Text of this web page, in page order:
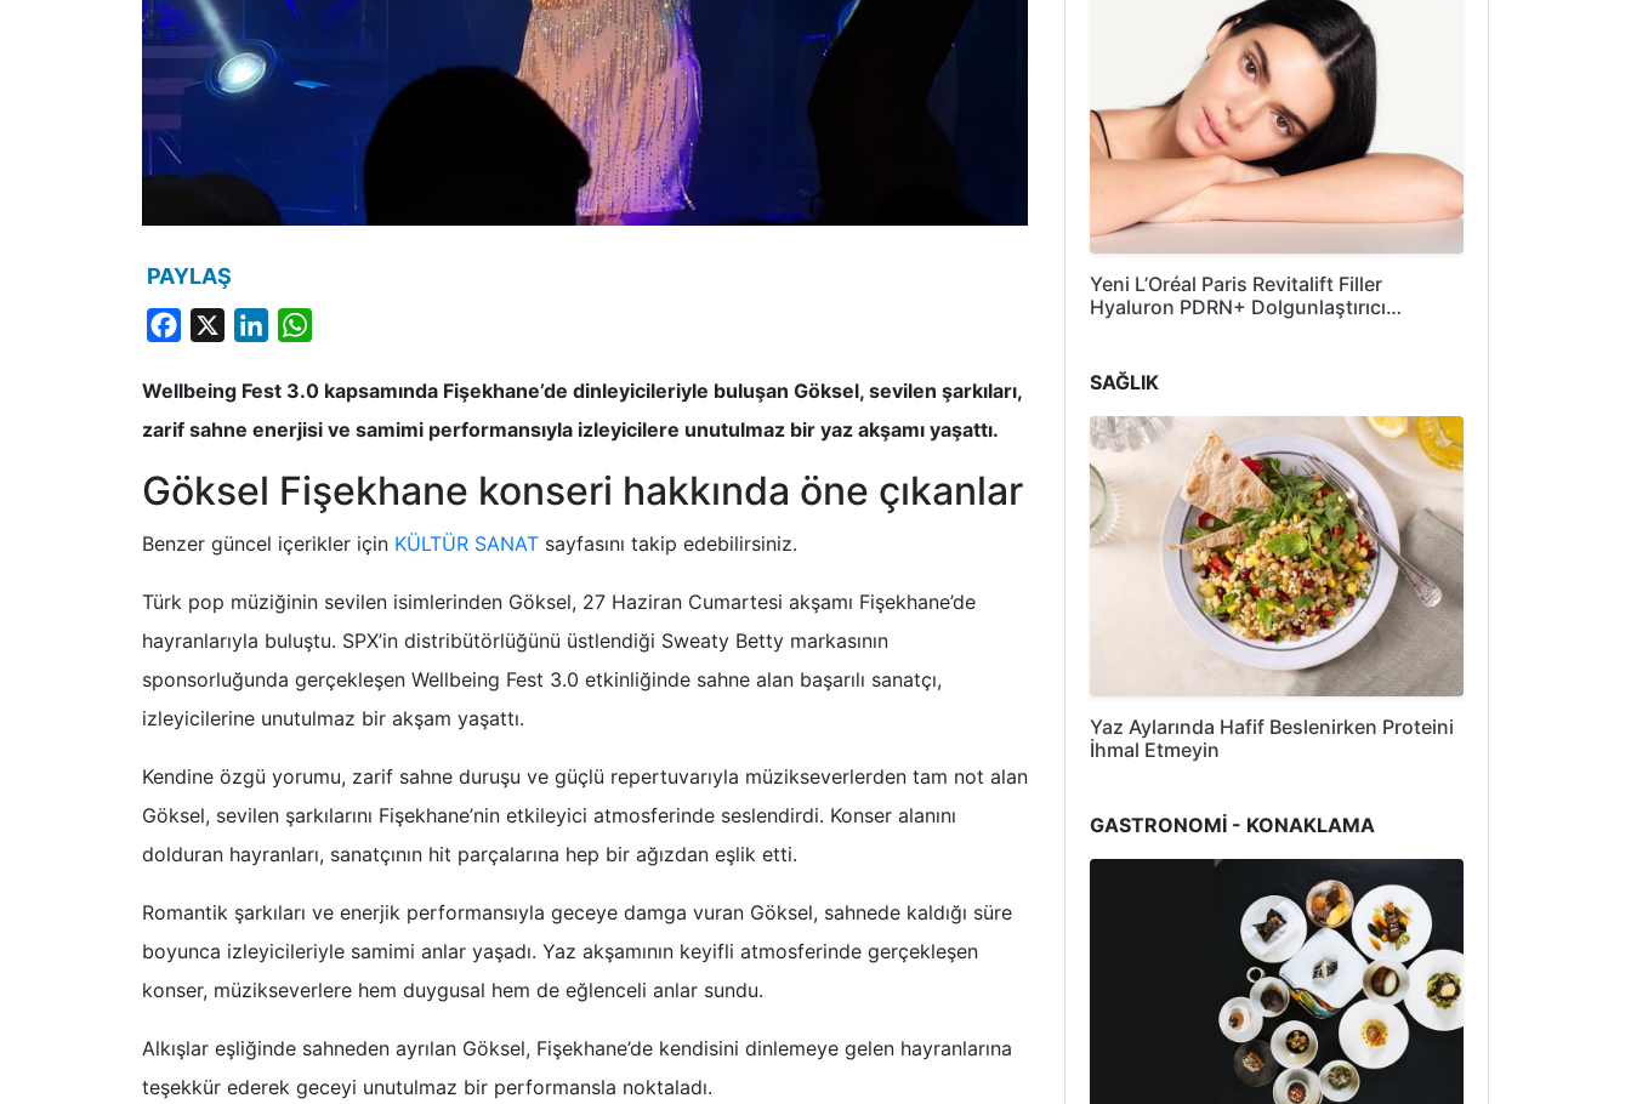
PAYLAŞ
Facebook LinkedIn
Wellbeing Fest 3.0 kapsamında Fişekhane’de dinleyicileriyle buluşan Göksel, sevilen şarkıları,
zarif sahne enerjisi ve samimi performansıyla izleyicilere unutulmaz bir yaz akşamı yaşattı.
Göksel Fişekhane konseri hakkında öne çıkanlar
Benzer güncel içerikler için KÜLTÜR SANAT sayfasını takip edebilirsiniz.
Türk pop müziğinin sevilen isimlerinden Göksel, 27 Haziran Cumartesi akşamı Fişekhane’de
hayranlarıyla buluştu. SPX’in distribütörlüğünü üstlendiği Sweaty Betty markasının
sponsorluğunda gerçekleşen Wellbeing Fest 3.0 etkinliğinde sahne alan başarılı sanatçı,
izleyicilerine unutulmaz bir akşam yaşattı.
Kendine özgü yorumu, zarif sahne duruşu ve güçlü repertuvarıyla müzikseverlerden tam not alan
Göksel, sevilen şarkılarını Fişekhane’nin etkileyici atmosferinde seslendirdi. Konser alanını
dolduran hayranları, sanatçının hit parçalarına hep bir ağızdan eşlik etti.
Romantik şarkıları ve enerjik performansıyla geceye damga vuran Göksel, sahnede kaldığı süre
boyunca izleyicileriyle samimi anlar yaşadı. Yaz akşamının keyifli atmosferinde gerçekleşen
konser, müzikseverlere hem duygusal hem de eğlenceli anlar sundu.
Alkışlar eşliğinde sahneden ayrılan Göksel, Fişekhane’de kendisini dinlemeye gelen hayranlarına
teşekkür ederek geceyi unutulmaz bir performansla noktaladı.
Yeni L’Oréal Paris Revitalift Filler
Hyaluron PDRN+ Dolgunlaştırıcı…
SAĞLIK
Yaz Aylarında Hafif Beslenirken Proteini
İhmal Etmeyin
GASTRONOMİ - KONAKLAMA